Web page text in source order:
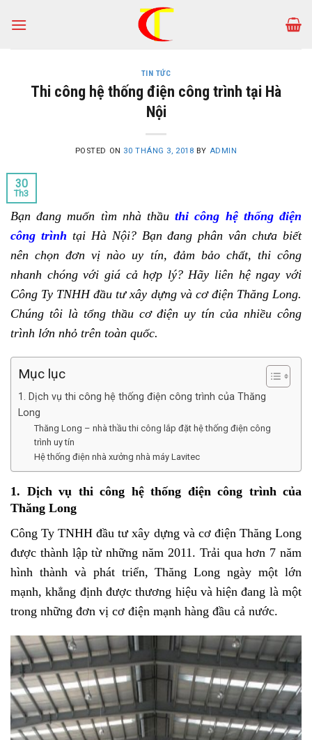
TIN TỨC
Thi công hệ thống điện công trình tại Hà
Nội
POSTED ON 30 THÁNG 3, 2018 BY ADMIN
30
Th3
Bạn đang muốn tìm nhà thầuthi công hệ thống điện
công trình tại Hà Nội? Bạn đang phân vân chưa biết
nên chọn đơn vị nào uy tín, đảm bảo chất, thi công
nhanh chóng với giá cả hợp lý? Hãy liên hệ ngay với
Công Ty TNHH đầu tư xây dựng và cơ điện Thăng Long.
Chúng tôi là tổng thầu cơ điện uy tín của nhiều công
trình lớn nhỏ trên toàn quốc.
Mục lục
1. Dịch vụ thi công hệ thống điện công trình của Thăng
Long
Thăng Long – nhà thầu thi công lắp đặt hệ thống điện công
trình uy tín
Hệ thống điện nhà xưởng nhà máy Lavitec
1. Dịch vụ thi công hệ thống điện công trình của
Thăng Long
Công Ty TNHH đầu tư xây dựng và cơ điện Thăng Long
được thành lập từ những năm 2011. Trải qua hơn 7 năm
hình thành và phát triển, Thăng Long ngày một lớn
mạnh, khẳng định được thương hiệu và hiện đang là một
trong những đơn vị cơ điện mạnh hàng đầu cả nước.